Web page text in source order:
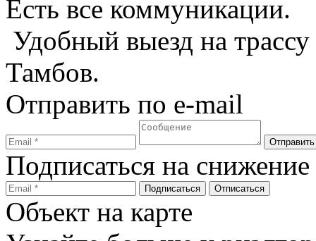
Есть все коммуникации.
Удобный выезд на
Тамбов.
Отправить по e-mail
Подписаться на
Объект на карте